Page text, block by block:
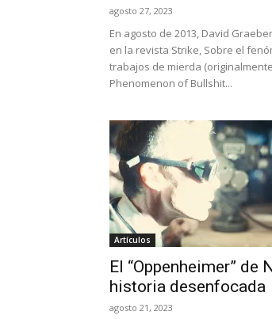
agosto 27, 2023
En agosto de 2013, David
en la revista Strike, Sobre el
trabajos de mierda
Phenomenon of Bullshit...
Artículos
El “Oppenheimer” de
historia desenfocada
agosto 21, 2023